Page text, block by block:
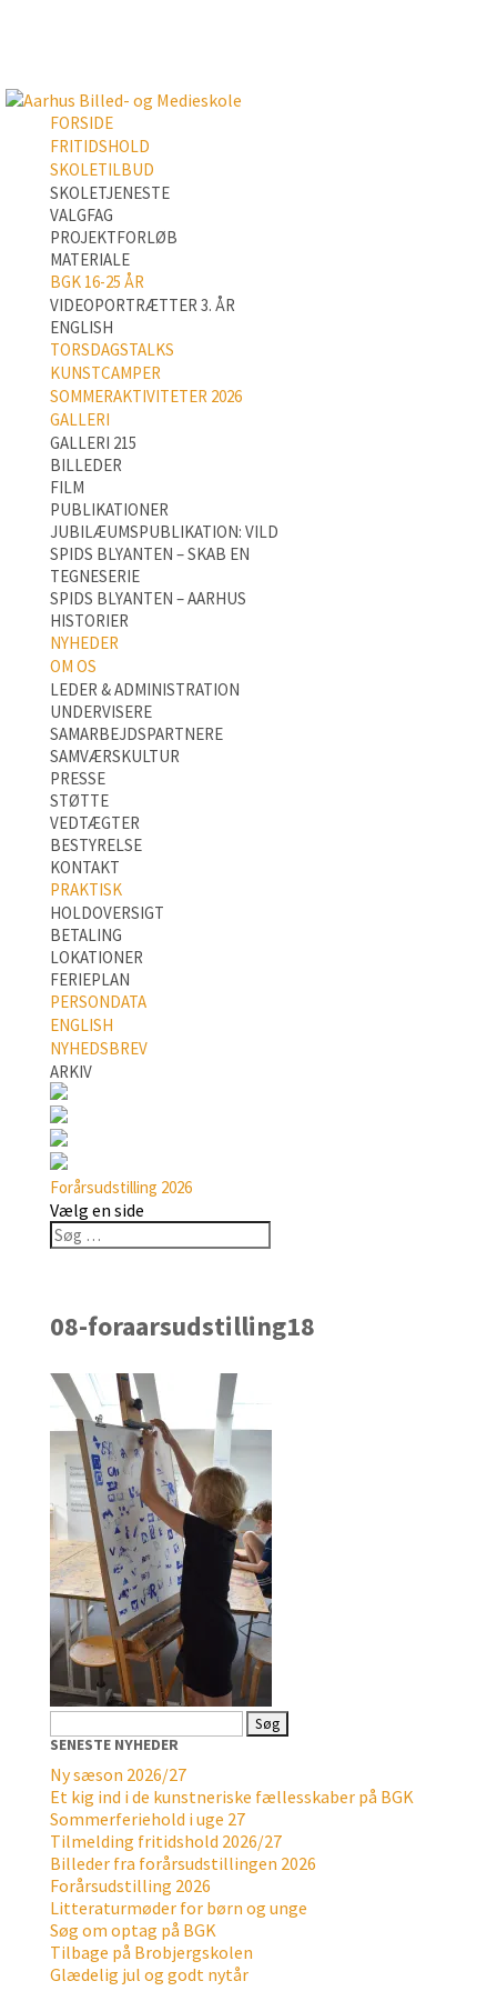
FORSIDE
FRITIDSHOLD
SKOLETILBUD
SKOLETJENESTE
VALGFAG
PROJEKTFORLØB
MATERIALE
BGK 16-25 ÅR
VIDEOPORTRÆTTER 3. ÅR
ENGLISH
TORSDAGSTALKS
KUNSTCAMPER
SOMMERAKTIVITETER 2026
GALLERI
GALLERI 215
BILLEDER
FILM
PUBLIKATIONER
JUBILÆUMSPUBLIKATION: VILD
SPIDS BLYANTEN – SKAB EN
TEGNESERIE
SPIDS BLYANTEN – AARHUS
HISTORIER
NYHEDER
OM OS
LEDER & ADMINISTRATION
UNDERVISERE
SAMARBEJDSPARTNERE
SAMVÆRSKULTUR
PRESSE
STØTTE
VEDTÆGTER
BESTYRELSE
KONTAKT
PRAKTISK
HOLDOVERSIGT
BETALING
LOKATIONER
FERIEPLAN
PERSONDATA
ENGLISH
NYHEDSBREV
ARKIV
Forårsudstilling 2026
Vælg en side
08-foraarsudstilling18
efter:
SENESTE NYHEDER
Ny sæson 2026/27
Et kig ind i de kunstneriske fællesskaber på BGK
Sommerferiehold i uge 27
Tilmelding fritidshold 2026/27
Billeder fra forårsudstillingen 2026
Forårsudstilling 2026
Litteraturmøder for børn og unge
Søg om optag på BGK
Tilbage på Brobjergskolen
Glædelig jul og godt nytår